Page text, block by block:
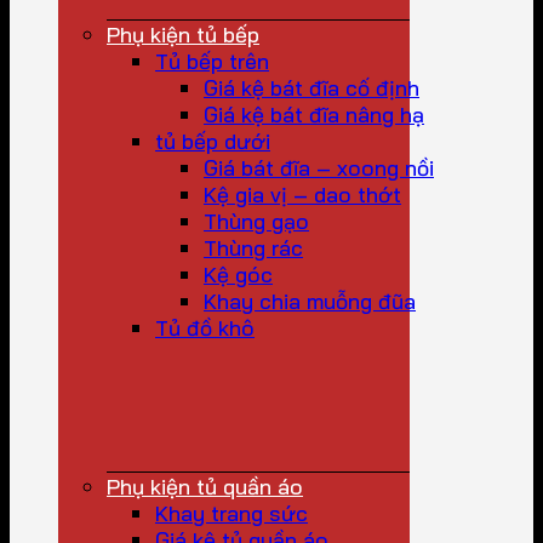
Phụ kiện tủ bếp
Tủ bếp trên
Giá kệ bát đĩa cố định
Giá kệ bát đĩa nâng hạ
tủ bếp dưới
Giá bát đĩa – xoong nồi
Kệ gia vị – dao thớt
Thùng gạo
Thùng rác
Kệ góc
Khay chia muỗng đũa
Tủ đồ khô
Phụ kiện tủ quần áo
Khay trang sức